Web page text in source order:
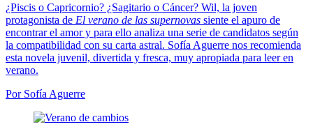
¿Piscis o Capricornio? ¿Sagitario o Cáncer? Wil, la joven
protagonista de El verano de las supernovas siente el apuro de
encontrar el amor y para ello analiza una serie de candidatos según
la compatibilidad con su carta astral. Sofía Aguerre nos recomienda
esta novela juvenil, divertida y fresca, muy apropiada para leer en
verano.
Por Sofía Aguerre